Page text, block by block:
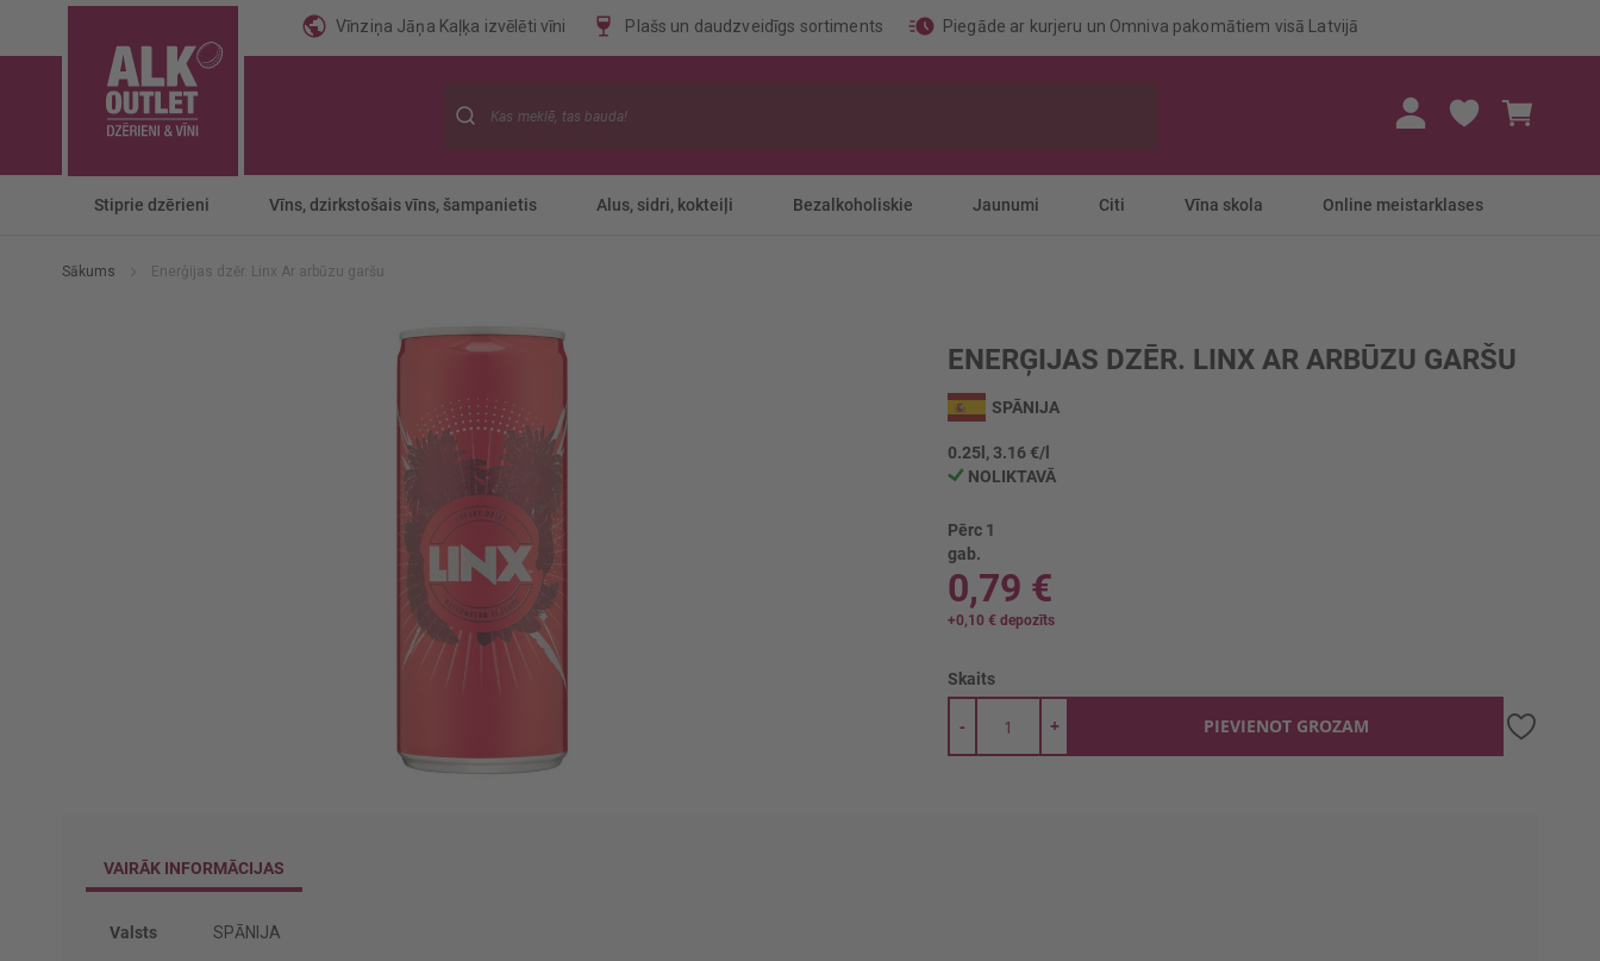
Vīnziņa Jāņa Kaļķa izvēlēti vīni Plašs un daudzveidīgs sortiments Piegāde ar kurjeru un Omniva pakomātiem visā Latvijā
Stiprie dzērieni Vīns, dzirkstošais vīns, šampanietis Alus, sidri, kokteiļi Bezalkoholiskie Jaunumi Citi Vīna skola Online meistarklases
Sākums Enerģijas dzēr. Linx Ar arbūzu garšu
ENERĢIJAS DZĒR. LINX AR ARBŪZU GARŠU
sākumu
SPĀNIJA
0.25l, 3.16 €/l
NOLIKTAVĀ
Pērc 1
gab.
0,79 €
+0,10 € depozīts
Skaits
+
- PIEVIENOT GROZAM
VAIRĀK INFORMĀCIJAS
Vairāk
Valsts SPĀNIJA